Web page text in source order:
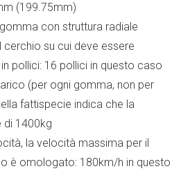
(199.75mm)
con struttura radiale
cerchio su cui deve essere
pollici: 16 pollici in questo caso
(per ogni gomma, non per
fattispecie indica che la
di 1400kg
la velocità massima per il
è omologato: 180km/h in questo